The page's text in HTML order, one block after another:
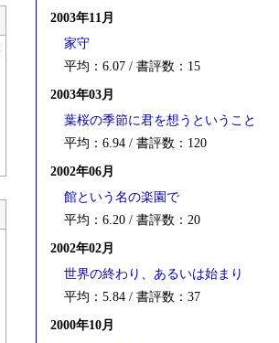
2003年11月
家守
平均：6.07 / 書評数：15
2003年03月
葉桜の季節に君を想うということ
平均：6.94 / 書評数：120
2002年06月
館という名の楽園で
平均：6.20 / 書評数：20
2002年02月
世界の終わり、あるいは始まり
平均：5.84 / 書評数：37
2000年10月